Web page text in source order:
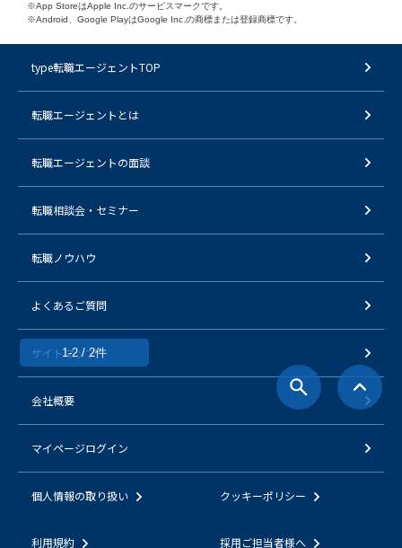
1-2 / 2件
※App StoreはApple Inc.のサービスマークです。
※Android、Google PlayはGoogle Inc.の商標または登録商標です。
type転職エージェントTOP
転職エージェントとは
転職エージェントの面談
転職相談会・セミナー
転職ノウハウ
よくあるご質問
サイトマップ
会社概要
マイページログイン
個人情報の取り扱い クッキーポリシー
利用規約 採用ご担当者様へ